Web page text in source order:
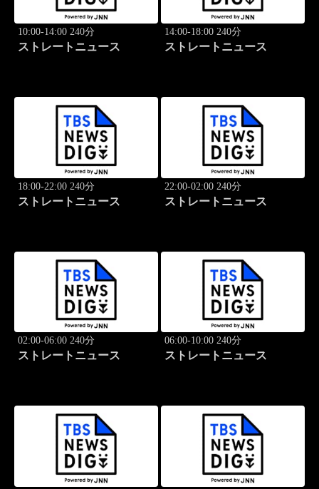
10:00-14:00 240分
ストレートニュース
14:00-18:00 240分
ストレートニュース
18:00-22:00 240分
ストレートニュース
22:00-02:00 240分
ストレートニュース
02:00-06:00 240分
ストレートニュース
06:00-10:00 240分
ストレートニュース